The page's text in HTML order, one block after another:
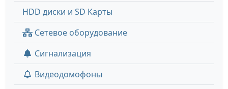
HDD диски и SD Карты
Сетевое оборудование
Сигнализация
Видеодомофоны